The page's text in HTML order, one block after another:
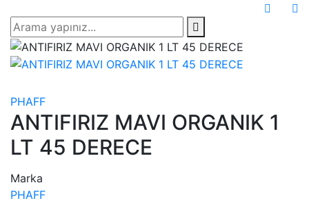
PHAFF
ANTIFIRIZ MAVI ORGANIK 1
LT 45 DERECE
Marka
PHAFF